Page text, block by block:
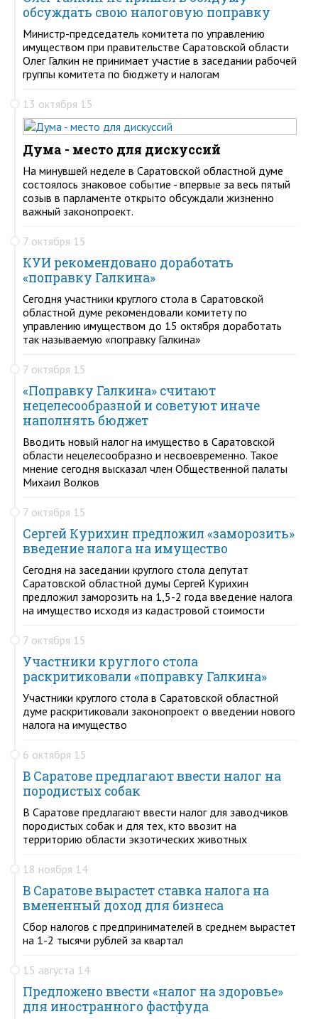
обсуждать свою налоговую поправку
Министр-председатель комитета по управлению
имуществом при правительстве Саратовской области
Олег Галкин не принимает участие в заседании рабочей
группы комитета по бюджету и налогам
13 октября 15
Дума - место для дискуссий
На минувшей неделе в Саратовской областной думе
состоялось знаковое событие - впервые за весь пятый
созыв в парламенте открыто обсуждали жизненно
важный законопроект.
7 октября 15
КУИ рекомендовано доработать
«поправку Галкина»
Сегодня участники круглого стола в Саратовской
областной думе рекомендовали комитету по
управлению имуществом до 15 октября доработать
так называемую «поправку Галкина»
7 октября 15
«Поправку Галкина» считают
нецелесообразной и советуют иначе
наполнять бюджет
Вводить новый налог на имущество в Саратовской
области нецелесообразно и несвоевременно. Такое
мнение сегодня высказал член Общественной палаты
Михаил Волков
7 октября 15
Сергей Курихин предложил «заморозить»
введение налога на имущество
Сегодня на заседании круглого стола депутат
Саратовской областной думы Сергей Курихин
предложил заморозить на 1,5-2 года введение налога
на имущество исходя из кадастровой стоимости
7 октября 15
Участники круглого стола
раскритиковали «поправку Галкина»
Участники круглого стола в Саратовской областной
думе раскритиковали законопроект о введении нового
налога на имущество
6 октября 15
В Саратове предлагают ввести налог на
породистых собак
В Саратове предлагают ввести налог для заводчиков
породистых собак и для тех, кто ввозит на
территорию области экзотических животных
18 ноября 14
В Саратове вырастет ставка налога на
вмененный доход для бизнеса
Сбор налогов с предпринимателей в среднем вырастет
на 1-2 тысячи рублей за квартал
15 августа 14
Предложено ввести «налог на здоровье»
для иностранного фастфуда